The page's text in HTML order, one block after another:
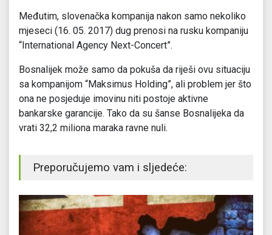
Međutim, slovenačka kompanija nakon samo nekoliko
mjeseci (16. 05. 2017) dug prenosi na rusku kompaniju
“International Agency Next-Concert”.
Bosnalijek može samo da pokuša da riješi ovu situaciju
sa kompanijom “Maksimus Holding”, ali problem jer što
ona ne posjeduje imovinu niti postoje aktivne
bankarske garancije. Tako da su šanse Bosnalijeka da
vrati 32,2 miliona maraka ravne nuli.
Preporučujemo vam i sljedeće: